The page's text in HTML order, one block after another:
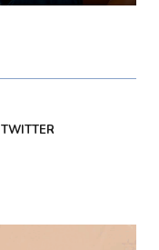
TWITTER